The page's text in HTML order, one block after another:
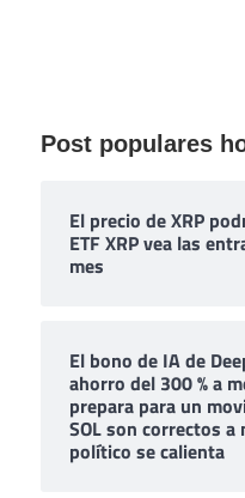
Post populares
El precio de XRP
ETF XRP vea las
mes
El bono de IA de
ahorro del 300 % a
prepara para un
SOL son correctos
político se calienta